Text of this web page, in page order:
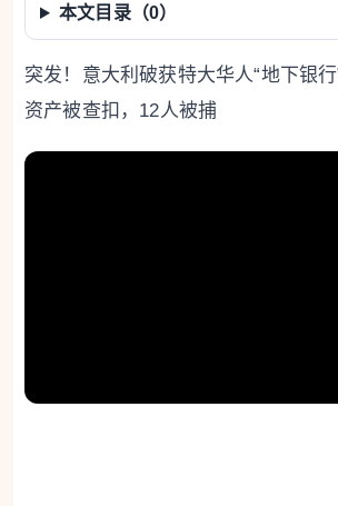
本文目录（0）
突发！意大利破获特大华人“地下银
资产被查扣，12人被捕